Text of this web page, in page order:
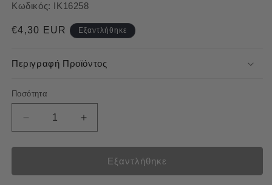
Κωδικός: IK16258
Κανονική
€4,30 EUR Εξαντλήθηκε
Περιγραφή Προϊόντος
Ποσότητα
Μείωση
ποσότητας
για
FOR
Αύξηση
ποσότητας
για
NUTS
FOR
Εξαντλήθηκε